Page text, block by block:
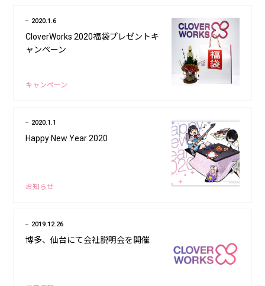
2020.1.6
CloverWorks 2020福袋プレゼントキ
ャンペーン
キャンペーン
2020.1.1
Happy New Year 2020
お知らせ
2019.12.26
博多、仙台にて会社説明会を開催